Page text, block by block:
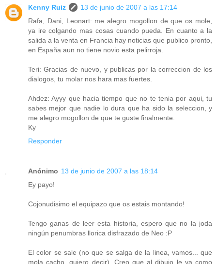
Kenny Ruiz
13 de junio de 2007 a las 17:14
Rafa, Dani, Leonart: me alegro mogollon de que os mole,
ya ire colgando mas cosas cuando pueda. En cuanto a la
salida a la venta en Francia hay noticias que publico pronto,
en España aun no tiene novio esta pelirroja.
Teri: Gracias de nuevo, y publicas por la correccion de los
dialogos, tu molar nos hara mas fuertes.
Ahdez: Ayyy que hacia tiempo que no te tenia por aqui, tu
sabes mejor que nadie lo dura que ha sido la seleccion, y
me alegro mogollon de que te guste finalmente.
Ky
Responder
Anónimo 13 de junio de 2007 a las 18:14
Ey payo!
Cojonudisimo el equipazo que os estais montando!
Tengo ganas de leer esta historia, espero que no la joda
ningún penumbras llorica disfrazado de Neo :P
El color se sale (no que se salga de la linea, vamos... que
mola cacho, quiero decir). Creo que al dibujo le va como